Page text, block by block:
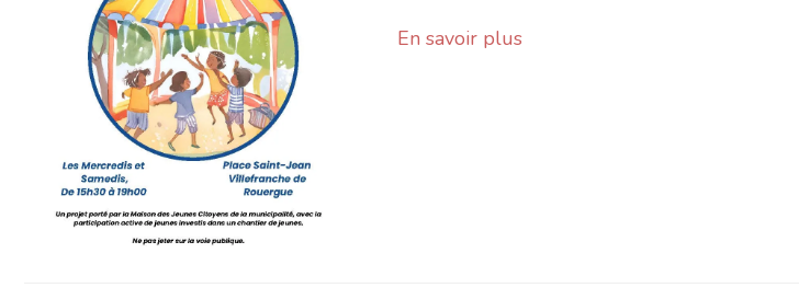
En savoir plus